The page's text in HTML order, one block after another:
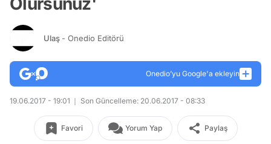
Ulaş - Onedio Editörü
Onedio’yu Google'a ekleyin
19.06.2017 - 19:01 Son Güncelleme: 20.06.2017 - 08:33
Favori Yorum Yap Paylaş